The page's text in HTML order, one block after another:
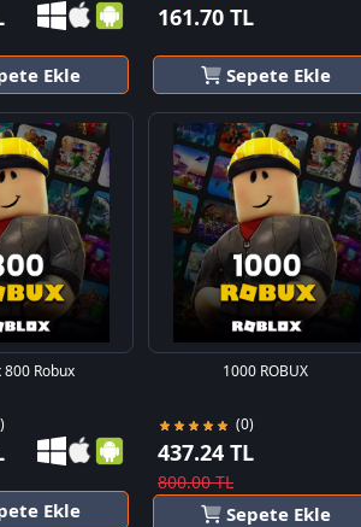
Ekle
161.70 TL
Sepete Ekle
800 Robux
Ekle
1000 ROBUX
(0)
437.24 TL
800.00 TL
Sepete Ekle